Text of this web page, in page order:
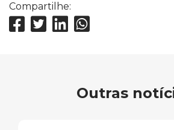
Compartilhe:
Outras